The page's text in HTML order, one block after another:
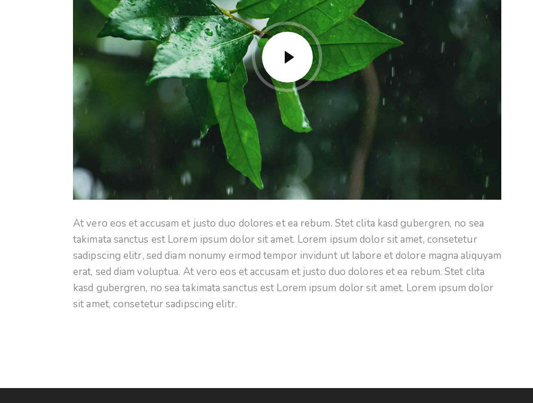
At vero eos et accusam et justo duo dolores et ea rebum. Stet clita kasd gubergren, no sea
takimata sanctus est Lorem ipsum dolor sit amet. Lorem ipsum dolor sit amet, consetetur
sadipscing elitr, sed diam nonumy eirmod tempor invidunt ut labore et dolore magna aliquyam
erat, sed diam voluptua. At vero eos et accusam et justo duo dolores et ea rebum. Stet clita
kasd gubergren, no sea takimata sanctus est Lorem ipsum dolor sit amet. Lorem ipsum dolor
sit amet, consetetur sadipscing elitr.